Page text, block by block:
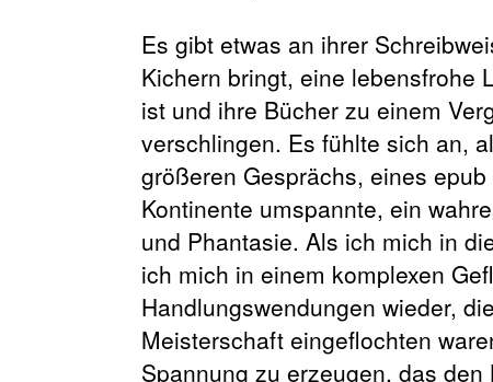
Es gibt etwas an ihrer
Kichern bringt, eine lebensfrohe
ist und ihre Bücher zu einem
verschlingen. Es fühlte sich an,
größeren Gesprächs, eines
Kontinente umspannte, ein
und Phantasie. Als ich mich in
ich mich in einem komplexen
Handlungswendungen wieder,
Meisterschaft eingeflochten
Spannung zu erzeugen, das